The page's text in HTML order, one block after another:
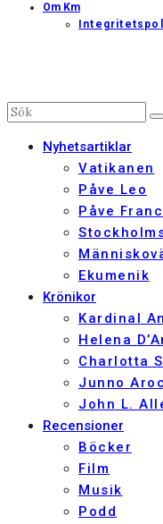
Om Km
Nyhetsartiklar
Vatikanen
Påve Leo
Påve
Ekumenik
Krönikor
Kardinal
Helena
Charlotta
Junno
John L.
Recensioner
Böcker
Film
Musik
Podd